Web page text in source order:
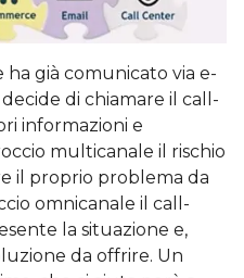
già comunicato via e-
di chiamare il call-
informazioni e
multicanale il rischio
il proprio problema da
omnicanale il call-
la situazione e,
da offrire. Un